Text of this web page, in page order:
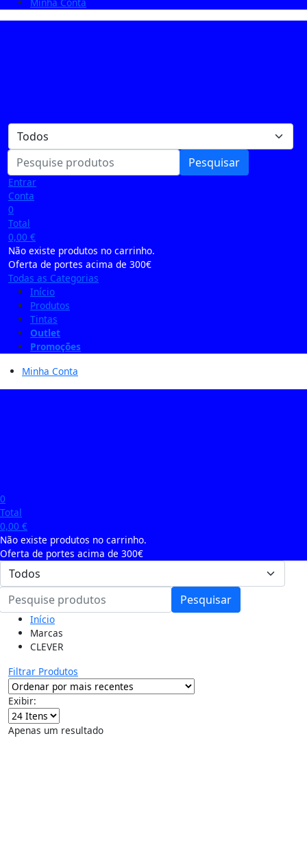
Pesquisar
Entrar
Conta
0
Total
0,00 €
Não existe produtos no carrinho.
Oferta de portes acima de 300€
Todas as Categorias
Início
Produtos
Tintas
Outlet
Promoções
Minha Conta
0
Total
0,00 €
Não existe produtos no carrinho.
Oferta de portes acima de 300€
Pesquisar
Início
Marcas
CLEVER
Filtrar Produtos
Exibir:
Apenas um resultado